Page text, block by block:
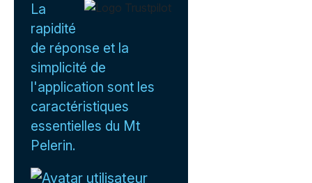
La
rapidité
de réponse et la
simplicité de
l'application sont les
caractéristiques
essentielles du Mt
Pelerin.